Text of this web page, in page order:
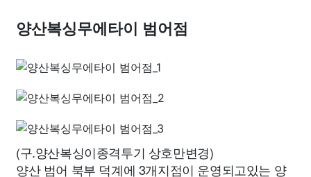
양산복싱무에타이 범어점
(구.양산복싱이종격투기 상호만변경)
양산 범어 북부 덕계에 3개지점이 운영되고있는 양